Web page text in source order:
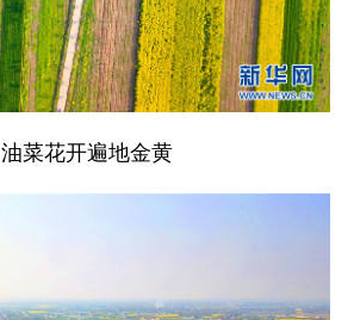
油菜花开遍地金黄